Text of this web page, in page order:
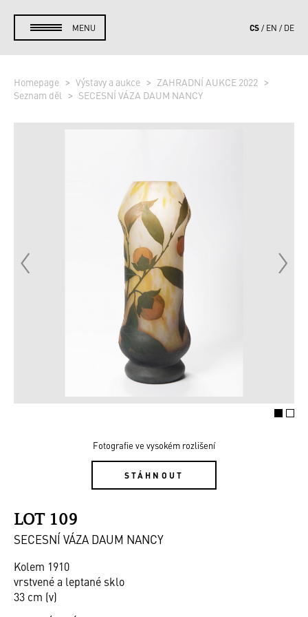
MENU CS EN DE
Homepage Výstavy a aukce
ZAHRADNÍ AUKCE 2022
Seznam děl
SECESNÍ VÁZA DAUM NANCY
Fotografie ve vysokém rozlišení
STÁHNOUT
LOT 109
SECESNÍ VÁZA DAUM NANCY
Kolem 1910
vrstvené a leptané sklo
33 cm (v)